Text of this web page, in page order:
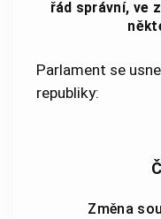
řád správní, ve
Parlament se
republiky:
Změna